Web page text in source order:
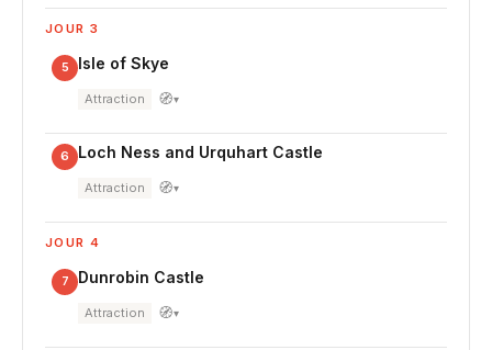
JOUR 3
5 Isle of Skye
Attraction 🧭▾
6 Loch Ness and Urquhart Castle
Attraction 🧭▾
JOUR 4
7 Dunrobin Castle
Attraction 🧭▾